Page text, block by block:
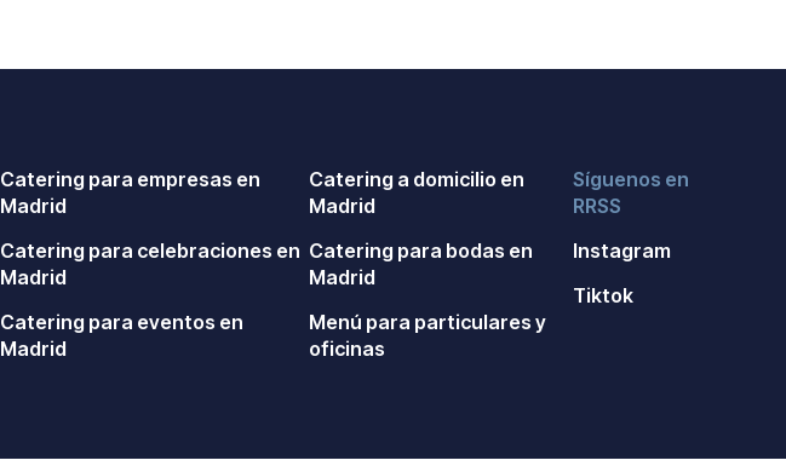
Catering para empresas en
Madrid
Catering para celebraciones en
Madrid
Catering para eventos en
Madrid
Catering a domicilio en
Madrid
Catering para bodas en
Madrid
Menú para particulares y
oficinas
Síguenos en
RRSS
Instagram
Tiktok